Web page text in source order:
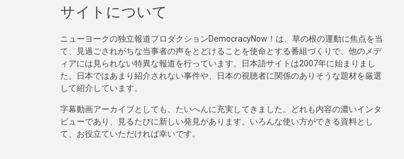
サイトについて
ニューヨークの独立報道プロダクションDemocracyNow！は、草の根の運動に焦点を当
て、見過ごされがちな当事者の声をとどけることを使命とする番組づくりで、他のメデ
ィアには見られない特異な報道を行っています。日本語サイトは2007年に始まりまし
た。日本ではあまり紹介されない事件や、日本の視聴者に関係のありそうな題材を厳選
して紹介しています。
字幕動画アーカイブとしても、たいへんに充実してきました。どれも内容の濃いインタ
ビューであり、見るたびに新しい発見があります。いろんな使い方ができる資料とし
て、お役立ていただければ幸いです。